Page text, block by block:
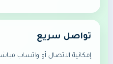
تواصل سريع
إمكانية الاتصال أو واتساب